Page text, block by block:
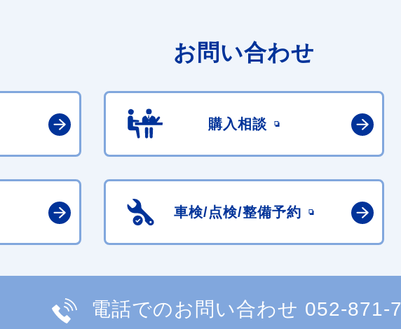
お問い合わせ
購入相談
車検/点検/整備予約
電話でのお問い合わせ 052-871-